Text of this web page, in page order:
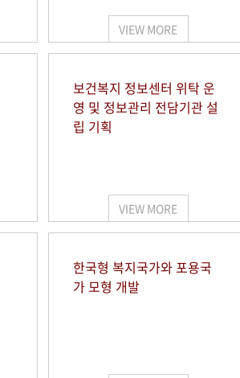
VIEW MORE
보건복지 정보센터 위탁 운
영 및 정보관리 전담기관 설
립 기획
VIEW MORE
한국형 복지국가와 포용국
가 모형 개발